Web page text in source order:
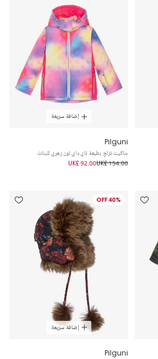
إضافة سريعة
Pilguni
جاكيت تزلج بطبعة تاي داي لون زهري للبنات
UK£ 154.00
UK£ 92.00
40% OFF
إضافة سريعة
Pilguni